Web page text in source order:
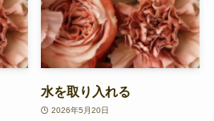
水を取り入れる
2026年5月20日